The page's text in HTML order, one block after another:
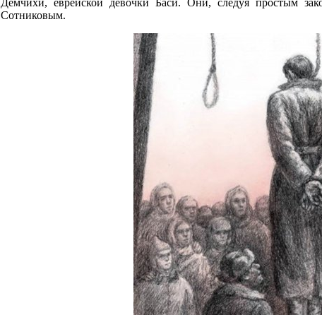
Сотниковым.